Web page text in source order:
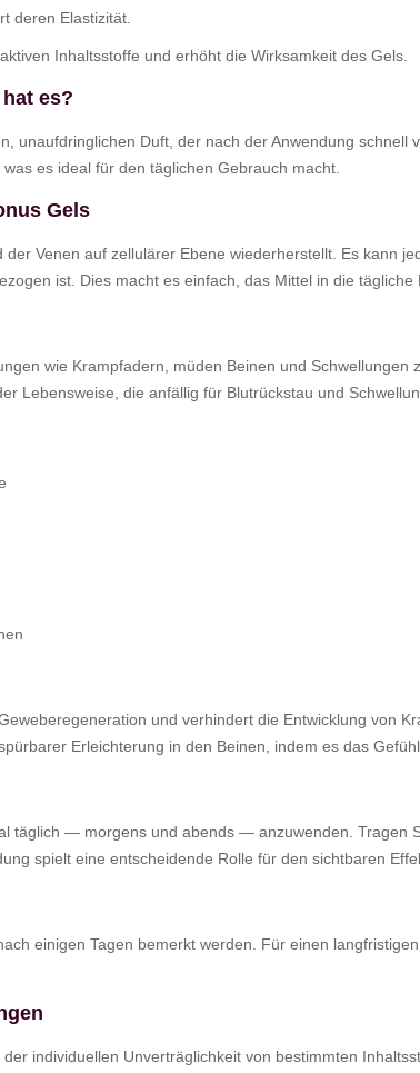
deren Elastizität.
Inhaltsstoffe und erhöht die Wirksamkeit des Gels.
es?
unaufdringlichen Duft, der nach der Anwendung schnell
es ideal für den täglichen Gebrauch macht.
Gels
Venen auf zellulärer Ebene wiederherstellt. Es kann
ist. Dies macht es einfach, das Mittel in die
wie Krampfadern, müden Beinen und
Lebensweise, die anfällig für Blutrückstau und
und verhindert die Entwicklung von
Erleichterung in den Beinen, indem es das
täglich — morgens und abends — anzuwenden. Tragen
spielt eine entscheidende Rolle für den sichtbaren
einigen Tagen bemerkt werden. Für einen
individuellen Unverträglichkeit von bestimmten